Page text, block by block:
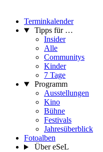
Terminkalender
Tipps für …
Insider
Alle
Communitys
Kinder
7 Tage
Programm
Ausstellungen
Kino
Bühne
Festivals
Jahresüberblick
Fotoalben
Über eSeL